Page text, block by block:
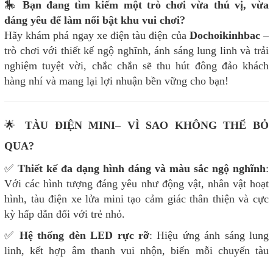
🎠 Bạn đang tìm kiếm một trò chơi vừa thú vị, vừa
đáng yêu để làm nổi bật khu vui chơi?
Hãy khám phá ngay xe điện tàu điện của Dochoikinhbac–
trò chơi với thiết kế ngộ nghĩnh, ánh sáng lung linh và trải
nghiệm tuyệt vời, chắc chắn sẽ thu hút đông đảo khách
hàng nhí và mang lại lợi nhuận bền vững cho bạn!
🌟TÀU ĐIỆN MINI– VÌ SAO KHÔNG THỂ BỎ
QUA?
✅ Thiết kế đa dạng hình dáng và màu sắc ngộ nghĩnh:
Với các hình tượng đáng yêu như động vật, nhân vật hoạt
hình, tàu điện xe lửa mini tạo cảm giác thân thiện và cực
kỳ hấp dẫn đối với trẻ nhỏ.
✅ Hệ thống đèn LED rực rỡ: Hiệu ứng ánh sáng lung
linh, kết hợp âm thanh vui nhộn, biến mỗi chuyến tàu